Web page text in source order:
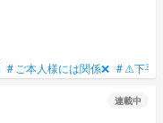
# ご本人様には関係❌ #⚠下手
連載中